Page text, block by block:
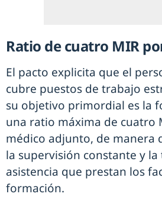
Ratio de cuatro MIR
El pacto explicita que el
cubre puestos de trabajo
su objetivo primordial es la
una ratio máxima de cuatro
médico adjunto, de manera
la supervisión constante y
asistencia que prestan los
formación.